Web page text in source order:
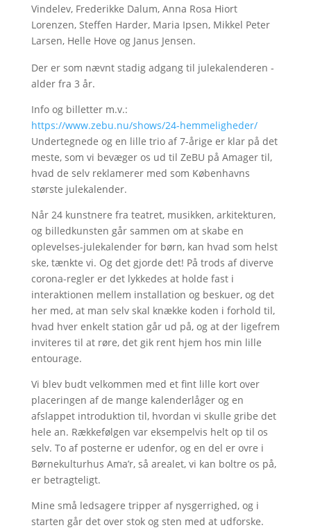
Vindelev, Frederikke Dalum, Anna Rosa Hiort
Lorenzen, Steffen Harder, Maria Ipsen, Mikkel Peter
Larsen, Helle Hove og Janus Jensen.
Der er som nævnt stadig adgang til julekalenderen -
alder fra 3 år.
Info og billetter m.v.:
https://www.zebu.nu/shows/24-hemmeligheder/
Undertegnede og en lille trio af 7-årige er klar på det
meste, som vi bevæger os ud til ZeBU på Amager til,
hvad de selv reklamerer med som Københavns
største julekalender.
Når 24 kunstnere fra teatret, musikken, arkitekturen,
og billedkunsten går sammen om at skabe en
oplevelses-julekalender for børn, kan hvad som helst
ske, tænkte vi. Og det gjorde det! På trods af diverve
corona-regler er det lykkedes at holde fast i
interaktionen mellem installation og beskuer, og det
her med, at man selv skal knække koden i forhold til,
hvad hver enkelt station går ud på, og at der ligefrem
inviteres til at røre, det gik rent hjem hos min lille
entourage.
Vi blev budt velkommen med et fint lille kort over
placeringen af de mange kalenderlåger og en
afslappet introduktion til, hvordan vi skulle gribe det
hele an. Rækkefølgen var eksempelvis helt op til os
selv. To af posterne er udenfor, og en del er ovre i
Børnekulturhus Ama’r, så arealet, vi kan boltre os på,
er betragteligt.
Mine små ledsagere tripper af nysgerrighed, og i
starten går det over stok og sten med at udforske.